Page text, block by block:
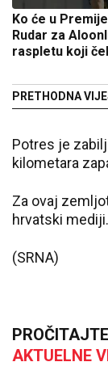
Ko će u
Rudar za
raspletu koji
PRETHODNA
Potres je
kilometara
Za ovaj
hrvatski mediji.
(SRNA)
AKTUELNE